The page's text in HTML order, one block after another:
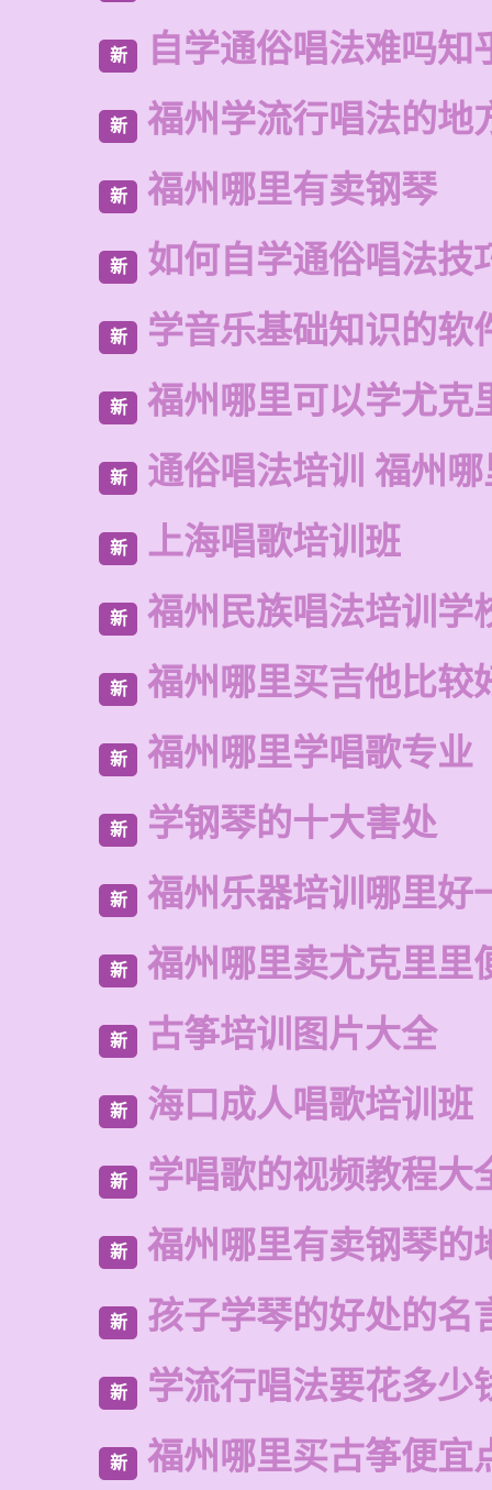
新 自学通俗唱法难吗知
新 福州学流行唱法的地
新 福州哪里有卖钢琴
新 如何自学通俗唱法技
新 学音乐基础知识的软
新 福州哪里可以学尤克
新 通俗唱法培训 福州
新 上海唱歌培训班
新 福州民族唱法培训学
新 福州哪里买吉他比较
新 福州哪里学唱歌专业
新 学钢琴的十大害处
新 福州乐器培训哪里好
新 福州哪里卖尤克里里
新 古筝培训图片大全
新 海口成人唱歌培训班
新 学唱歌的视频教程大
新 福州哪里有卖钢琴的
新 孩子学琴的好处的名
新 学流行唱法要花多少
新 福州哪里买古筝便宜